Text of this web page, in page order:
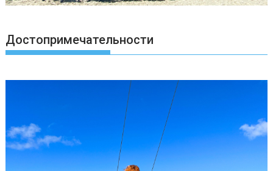
Достопримечательности